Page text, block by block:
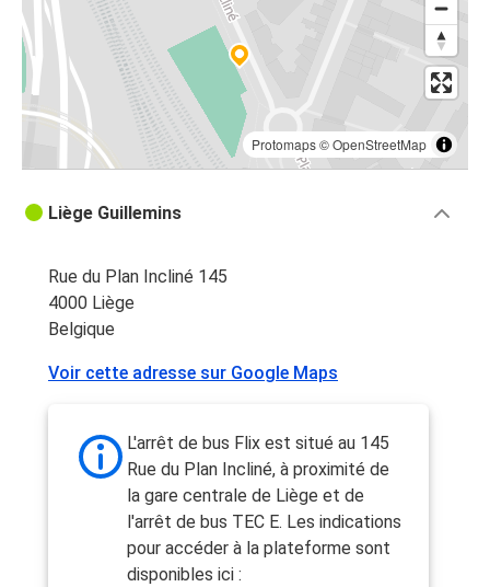
Protomaps©OpenStreetMap
Liège Guillemins
Rue du Plan Incliné 145
4000 Liège
Belgique
Voir cette adresse sur Google Maps
L'arrêt de bus Flix est situé au 145
Rue du Plan Incliné, à proximité de
la gare centrale de Liège et de
l'arrêt de bus TEC E. Les indications
pour accéder à la plateforme sont
disponibles ici :